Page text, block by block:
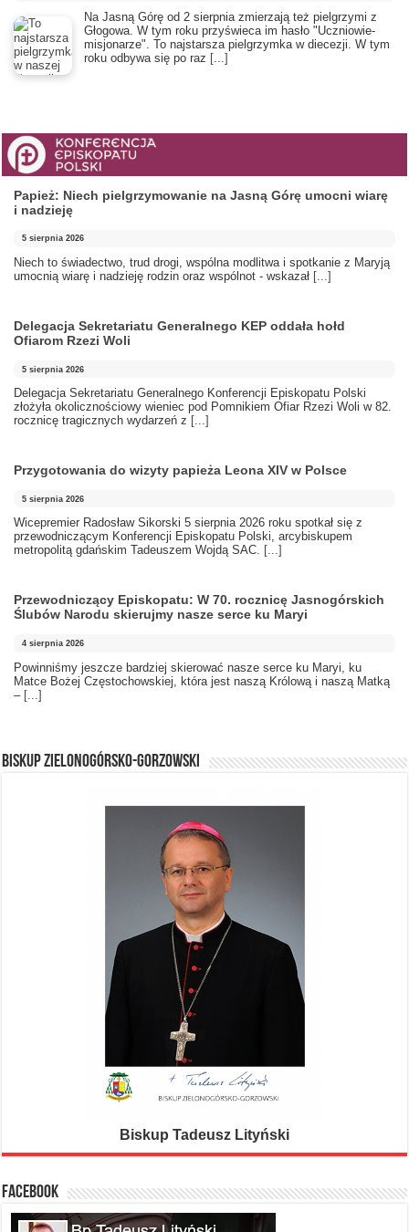
​Na Jasną Górę od 2 sierpnia zmierzają też pielgrzymi z
Głogowa. W tym roku przyświeca im hasło "Uczniowie-
misjonarze". To najstarsza pielgrzymka w diecezji. W tym
roku odbywa się po raz [...]
Papież: Niech pielgrzymowanie na Jasną Górę umocni wiarę
i nadzieję
5 sierpnia 2026
Niech to świadectwo, trud drogi, wspólna modlitwa i spotkanie z Maryją
umocnią wiarę i nadzieję rodzin oraz wspólnot - wskazał [...]
Delegacja Sekretariatu Generalnego KEP oddała hołd
Ofiarom Rzezi Woli
5 sierpnia 2026
Delegacja Sekretariatu Generalnego Konferencji Episkopatu Polski
złożyła okolicznościowy wieniec pod Pomnikiem Ofiar Rzezi Woli w 82.
rocznicę tragicznych wydarzeń z [...]
Przygotowania do wizyty papieża Leona XIV w Polsce
5 sierpnia 2026
Wicepremier Radosław Sikorski 5 sierpnia 2026 roku spotkał się z
przewodniczącym Konferencji Episkopatu Polski, arcybiskupem
metropolitą gdańskim Tadeuszem Wojdą SAC. [...]
Przewodniczący Episkopatu: W 70. rocznicę Jasnogórskich
Ślubów Narodu skierujmy nasze serce ku Maryi
4 sierpnia 2026
Powinniśmy jeszcze bardziej skierować nasze serce ku Maryi, ku
Matce Bożej Częstochowskiej, która jest naszą Królową i naszą Matką
– [...]
BISKUP ZIELONOGÓRSKO-GORZOWSKI
Biskup Tadeusz Lityński
FACEBOOK